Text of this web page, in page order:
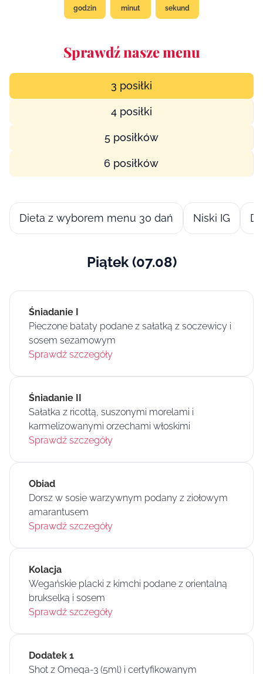
godzin minut sekund
Sprawdź nasze menu
3 posiłki
4 posiłki
5 posiłków
6 posiłków
Dieta z wyborem menu 30 dań Niski IG
Piątek (07.08)
Śniadanie I
Pieczone bataty podane z sałatką z soczewicy i
sosem sezamowym
Sprawdź szczegóły
Śniadanie II
Sałatka z ricottą, suszonymi morelami i
karmelizowanymi orzechami włoskimi
Sprawdź szczegóły
Obiad
Dorsz w sosie warzywnym podany z ziołowym
amarantusem
Sprawdź szczegóły
Kolacja
Wegańskie placki z kimchi podane z orientalną
brukselką i sosem
Sprawdź szczegóły
Dodatek 1
Shot z Omega-3 (5ml) i certyfikowanym